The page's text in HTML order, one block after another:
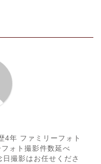
4年 ファミリーフォト
ォト撮影件数延べ
撮影はお任せくださ